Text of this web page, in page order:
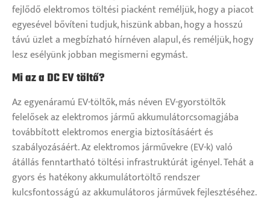
fejlődő elektromos töltési piacként reméljük, hogy a piacot
egyesével bővíteni tudjuk, hiszünk abban, hogy a hosszú
távú üzlet a megbízható hírnéven alapul, és reméljük, hogy
lesz esélyünk jobban megismerni egymást.
Mi az a DC EV töltő?
Az egyenáramú EV-töltők, más néven EV-gyorstöltők
felelősek az elektromos jármű akkumulátorcsomagjába
továbbított elektromos energia biztosításáért és
szabályozásáért. Az elektromos járművekre (EV-k) való
átállás fenntartható töltési infrastruktúrát igényel. Tehát a
gyors és hatékony akkumulátortöltő rendszer
kulcsfontosságú az akkumulátoros járművek fejlesztéséhez.